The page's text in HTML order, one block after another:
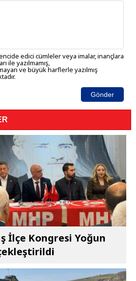
edici cümleler veya imalar, inançlara
ile yazılmamış,
ve büyük harflerle yazılmış
Gönder
İlçe Kongresi Yoğun